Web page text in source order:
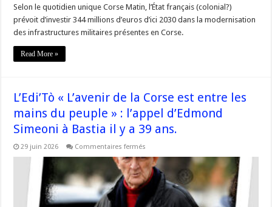
Selon le quotidien unique Corse Matin, l’État français (colonial?)
prévoit d’investir 344 millions d’euros d’ici 2030 dans la modernisation
des infrastructures militaires présentes en Corse.
Read More »
L’Edi’Tò « L’avenir de la Corse est entre les
mains du peuple » : l’appel d’Edmond
Simeoni à Bastia il y a 39 ans.
29 juin 2026 Commentaires fermés
«
L’avenir
de
la
Corse
est